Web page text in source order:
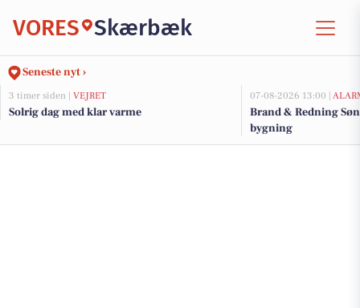
VORES Skærbæk
Seneste nyt ›
3 timer siden | VEJRET
Solrig dag med klar varme
07-08-2026 13:00 |
Brand & Redning
bygning